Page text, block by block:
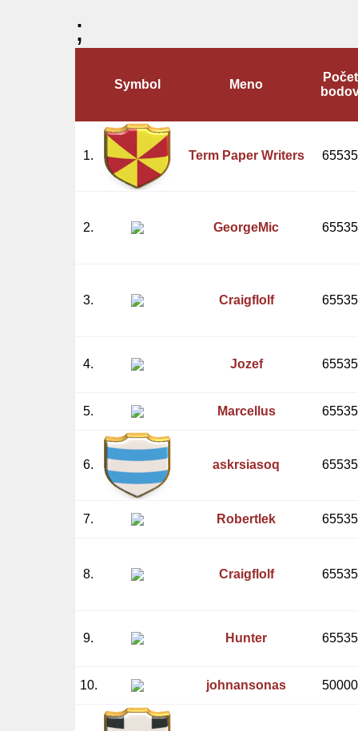
;
Symbol Meno
Počet
1. Term Paper Writers 65535
2. GeorgeMic 65535
3. Craigflolf 65535
4. Jozef 65535
5. Marcellus 65535
6. askrsiasoq 65535
7. Robertlek 65535
8. Craigflolf 65535
9. Hunter 65535
10. johnansonas 50000